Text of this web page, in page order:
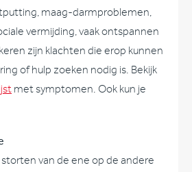
maag-darmproblemen,
vermijding, vaak ontspannen
zijn klachten die erop kunnen
of hulp zoeken nodig is. Bekijk
met symptomen. Ook kun je
van de ene op de andere